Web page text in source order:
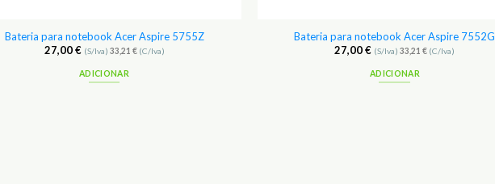
Bateria para notebook Acer Aspire 5755Z
27,00€ (S/Iva) 33,21 €(C/Iva)
ADICIONAR
Bateria para notebook Acer Aspire 7552G
27,00€ (S/Iva)33,21€ (C/Iva)
ADICIONAR